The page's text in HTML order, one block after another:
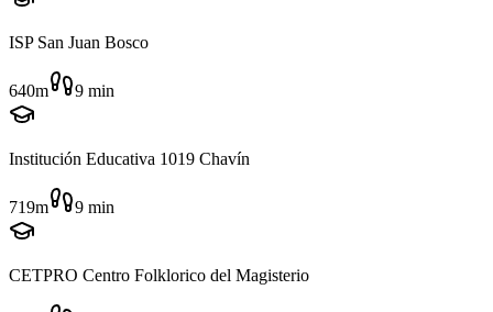
ISP San Juan Bosco
640m 9 min
Institución Educativa 1019 Chavín
719m 9 min
CETPRO Centro Folklorico del Magisterio